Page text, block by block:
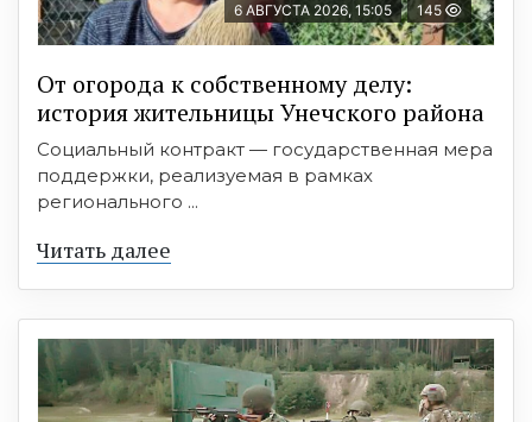
6 АВГУСТА 2026, 15:05 145
От огорода к собственному делу:
история жительницы Унечского района
Социальный контракт — государственная мера
поддержки, реализуемая в рамках
регионального ...
Читать далее